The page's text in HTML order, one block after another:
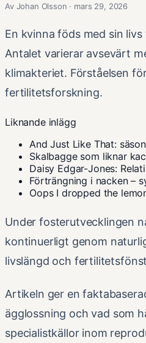
Av Johan Olsson · mars 29, 2026
En kvinna föds med sin
Antalet varierar avsevärt
klimakteriet. Förståelsen
fertilitetsforskning.
Liknande inlägg
And Just Like That:
Skalbagge som liknar
Daisy Edgar-Jones:
Förträngning i nacken –
Oops I dropped the
Under fosterutvecklingen
kontinuerligt genom
livslängd och
Artikeln ger en
ägglossning och vad som
specialistkällor inom